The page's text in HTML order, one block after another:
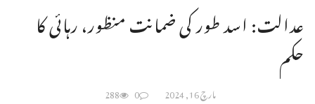
عدالت: اسد طور کی ضمانت منظور، رہائی کا
حکم
مارچ 16, 2024 0
288